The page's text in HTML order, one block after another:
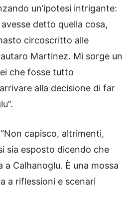
un’ipotesi intrigante:
detto quella cosa,
circoscritto alle
Martinez. Mi sorge un
che fosse tutto
alla decisione di far
capisco, altrimenti,
sia esposto dicendo che
a Calhanoglu. È una mossa
a riflessioni e scenari